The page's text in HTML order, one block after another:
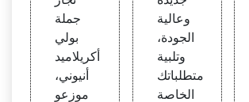
جملة
بولي
أكريلاميد
أنيوني،
موزعو
وعالية
الجودة،
وتلبية
متطلباتك
الخاصة